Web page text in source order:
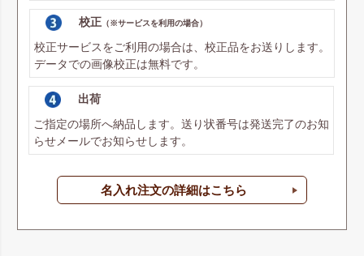
校正 （※サービスを利用の場合）
校正サービスをご利用の場合は、校正品をお送りします。
データでの画像校正は無料です。
出荷
ご指定の場所へ納品します。送り状番号は発送完了のお知
らせメールでお知らせします。
名入れ注文の詳細はこちら